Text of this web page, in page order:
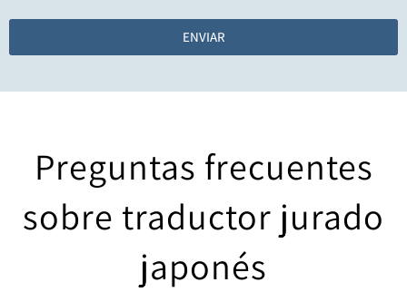
ENVIAR
Preguntas frecuentes
sobre traductor jurado
japonés